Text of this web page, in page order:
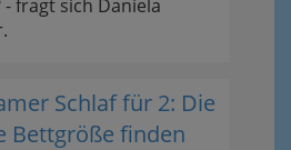
- fragt sich Daniela
Schlaf für 2: Die
Bettgröße finden